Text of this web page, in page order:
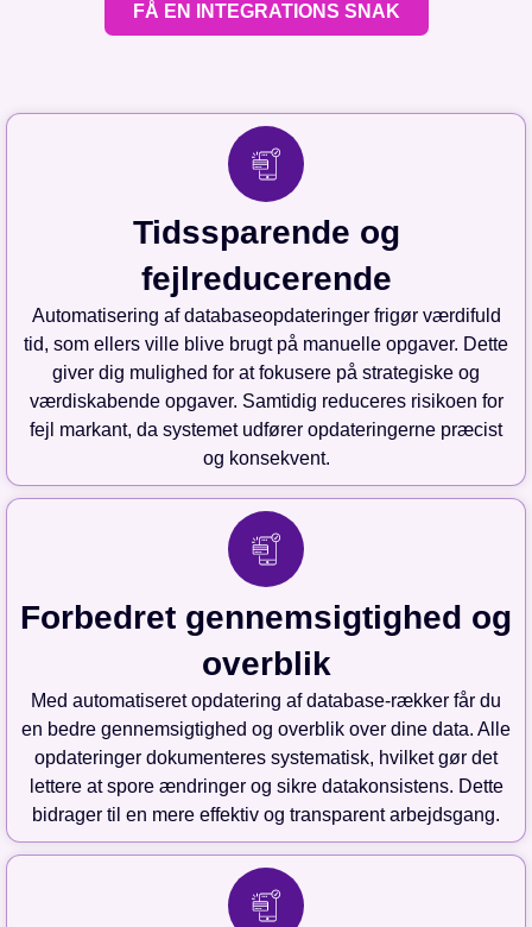
FÅ EN INTEGRATIONS SNAK
Tidssparende og
fejlreducerende
Automatisering af databaseopdateringer frigør værdifuld
tid, som ellers ville blive brugt på manuelle opgaver. Dette
giver dig mulighed for at fokusere på strategiske og
værdiskabende opgaver. Samtidig reduceres risikoen for
fejl markant, da systemet udfører opdateringerne præcist
og konsekvent.
Forbedret gennemsigtighed og
overblik
Med automatiseret opdatering af database-rækker får du
en bedre gennemsigtighed og overblik over dine data. Alle
opdateringer dokumenteres systematisk, hvilket gør det
lettere at spore ændringer og sikre datakonsistens. Dette
bidrager til en mere effektiv og transparent arbejdsgang.